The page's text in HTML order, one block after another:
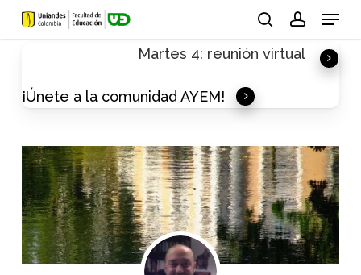
Skip
Menu
Martes 4: reunión virtual
¡Únete a la comunidad AYEM!